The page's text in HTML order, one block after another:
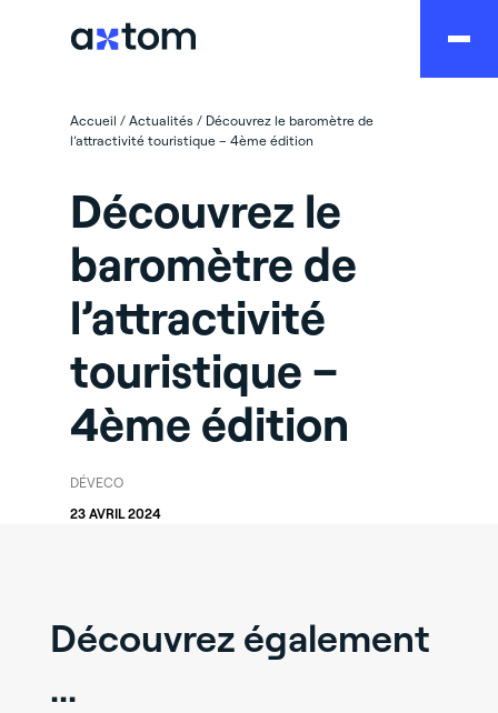
Accueil / Actualités / Découvrez le baromètre de
l’attractivité touristique – 4ème édition
Découvrez le
baromètre de
l’attractivité
touristique –
4ème édition
DÉVECO
23 AVRIL 2024
Découvrez également
...